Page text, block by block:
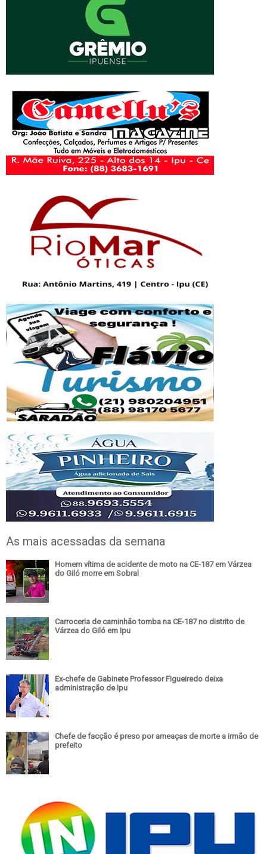
As mais acessadas da semana
Homem vítima de acidente de moto na CE-187 em Várzea
do Giló morre em Sobral
Carroceria de caminhão tomba na CE-187 no distrito de
Várzea do Giló em Ipu
Ex-chefe de Gabinete Professor Figueiredo deixa
administração de Ipu
Chefe de facção é preso por ameaças de morte a irmão de
prefeito